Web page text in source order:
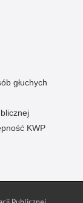
głuchych
KWP